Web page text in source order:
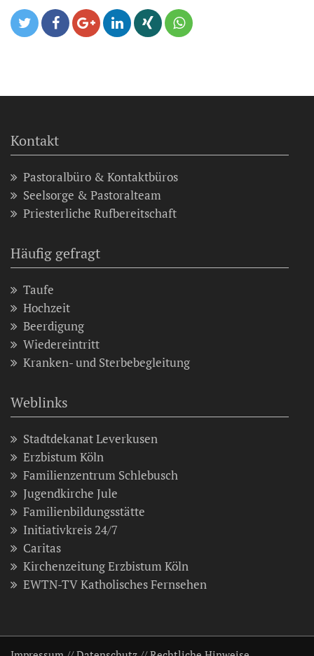
Kontakt
Pastoralbüro & Kontaktbüros
Seelsorge & Pastoralteam
Priesterliche Rufbereitschaft
Häufig gefragt
Taufe
Hochzeit
Beerdigung
Wiedereintritt
Kranken- und Sterbebegleitung
Weblinks
Stadtdekanat Leverkusen
Erzbistum Köln
Familienzentrum Schlebusch
Jugendkirche Jule
Familienbildungsstätte
Initiativkreis 24/7
Caritas
Kirchenzeitung Erzbistum Köln
EWTN-TV Katholisches Fernsehen